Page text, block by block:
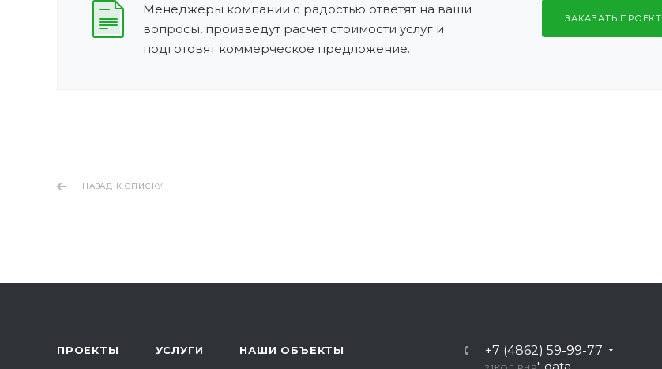
Менеджеры компании с радостью ответят на ваши
вопросы, произведут расчет стоимости услуг и
подготовят коммерческое предложение.
ЗАКАЗАТЬ ПРОЕКТ
НАЗАД К СПИСКУ
ПРОЕКТЫ УСЛУГИ НАШИ ОБЪЕКТЫ +7 (4862) 59-99-77